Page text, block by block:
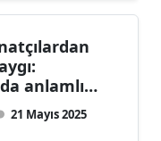
anlamlı
21 Mayıs 2025